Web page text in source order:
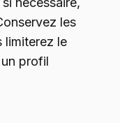
les
limiterez le
profil